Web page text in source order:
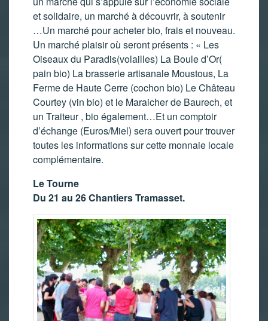
et solidaire, un marché à découvrir, à soutenir
…Un marché pour acheter bio, frais et nouveau.
Un marché plaisir où seront présents : « Les
Oiseaux du Paradis(volailles) La Boule d’Or(
pain bio) La brasserie artisanale Moustous, La
Ferme de Haute Cerre (cochon bio) Le Château
Courtey (vin bio) et le Maraicher de Baurech, et
un Traiteur , bio également…Et un comptoir
d’échange (Euros/Miel) sera ouvert pour trouver
toutes les informations sur cette monnaie locale
complémentaire.
Le Tourne
Du 21 au 26 Chantiers Tramasset.